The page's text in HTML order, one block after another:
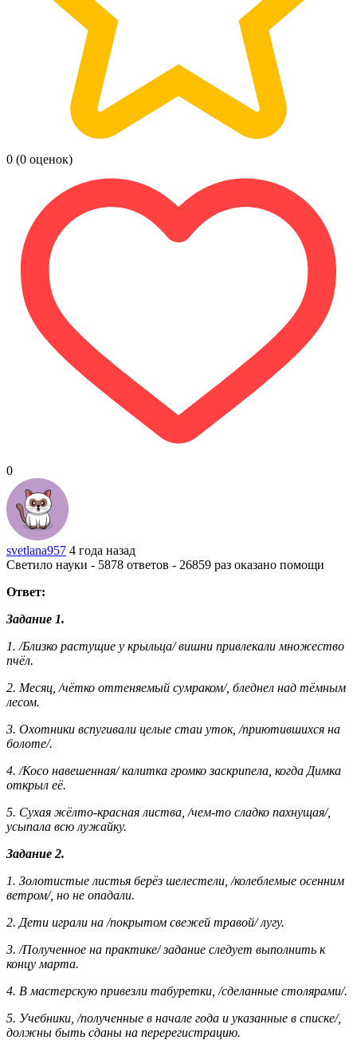
0 (0 оценок)
0
svetlana957 4 года назад
Светило науки - 5878 ответов - 26859 раз оказано помощи
Ответ:
Задание 1.
1. /Близко растущие у крыльца/ вишни привлекали множество
пчёл.
2. Месяц, /чётко оттеняемый сумраком/, бледнел над тёмным
лесом.
3. Охотники вспугивали целые стаи уток, /приютившихся на
болоте/.
4. /Косо навешенная/ калитка громко заскрипела, когда Димка
открыл её.
5. Сухая жёлто-красная листва, /чем-то сладко пахнущая/,
усыпала всю лужайку.
Задание 2.
1. Золотистые листья берёз шелестели, /колеблемые осенним
ветром/, но не опадали.
2. Дети играли на /покрытом свежей травой/ лугу.
3. /Полученное на практике/ задание следует выполнить к
концу марта.
4. В мастерскую привезли табуретки, /сделанные столярами/.
5. Учебники, /полученные в начале года и указанные в списке/,
должны быть сданы на перерегистрацию.